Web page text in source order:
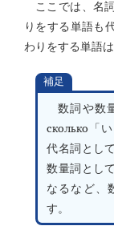
ここでは、名
りをする単語も
わりをする単語
補足
数詞や数
сколько 「
代名詞とし
数量詞とし
なるなど、
す。